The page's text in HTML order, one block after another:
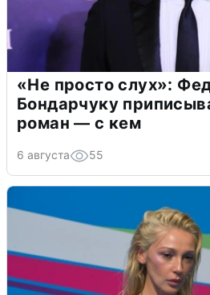
«Не просто слух»:
Бондарчуку
роман — с кем
6 августа 55